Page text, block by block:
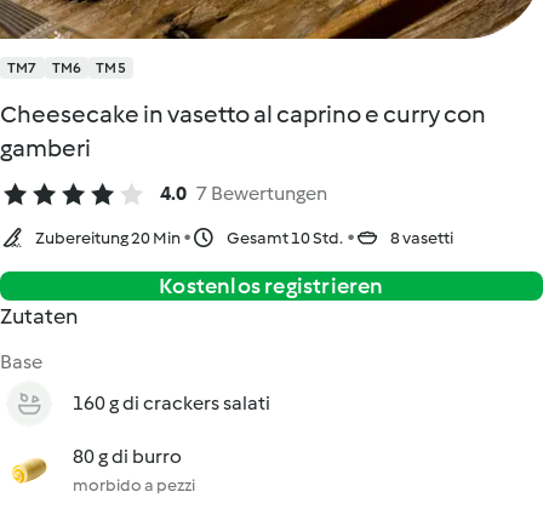
TM7 TM6 TM5
Cheesecake in vasetto al caprino e curry con
gamberi
4.0 7 Bewertungen
Zubereitung 20 Min Gesamt 10 Std. 8 vasetti
Kostenlos registrieren
Zutaten
Base
160 g di crackers salati
80 g di burro
morbido a pezzi